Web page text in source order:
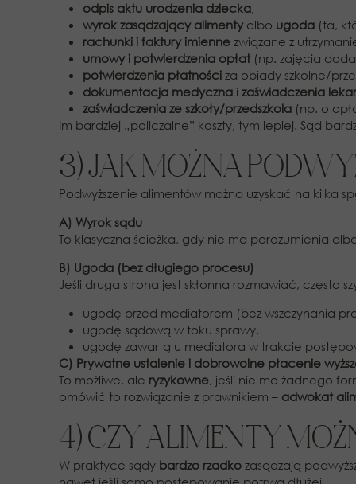
odpis aktu urodzenia dziecka,
wyrok zasądzający alimenty albo ugoda (ta,
rachunki i faktury imienne związane z
umowy i potwierdzenia opłat (np. zajęcia
potwierdzenia płatności za obiady szkolne/
dokumentacja medyczna i zaświadczenia
zaświadczenia ze szkoły/przedszkola (np. o
Im bardziej „policzalne” koszty, tym lepiej. Sąd
3) JAK MOŻNA
Podwyższenie alimentów można uzyskać na kilka
A) Wyrok sądu
To klasyczna ścieżka, gdy nie ma porozumienia
B) Ugoda (bez długiego procesu)
Jeśli druga strona jest skłonna rozmawiać, często
ugodę przed mediatorem (bez wszczynania
ugodę sądową w toku sprawy,
ugodę zawartą u mediatora w trakcie
C) Prywatne ustalenie i dobrowolne płacenie
To możliwe, ale ryzykowne, jeśli nie ma żadnego
omówić to rozwiązanie z prawnikiem – adwokat
4) CZY ALIMENTY
W praktyce sądy bardzo rzadko zasądzają